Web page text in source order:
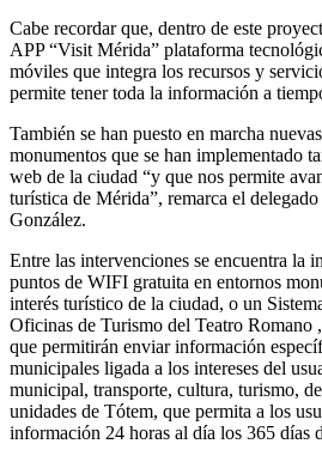
Cabe recordar que, dentro de este
APP “Visit Mérida” plataforma
móviles que integra los recursos y
permite tener toda la información a
También se han puesto en marcha
monumentos que se han implementado
web de la ciudad “y que nos permite
turística de Mérida”, remarca el
González.
Entre las intervenciones se encuentra la
puntos de WIFI gratuita en entornos
interés turístico de la ciudad, o un
Oficinas de Turismo del Teatro Romano
que permitirán enviar información
municipales ligada a los intereses del
municipal, transporte, cultura, turismo,
unidades de Tótem, que permita a los
información 24 horas al día los 365 días